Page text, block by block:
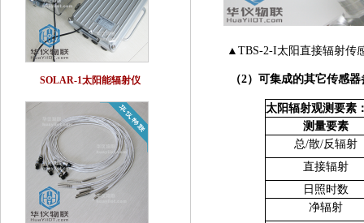
▲TBS-2-I太阳直接辐射传
（2）可集成的其它传感器
太阳辐射观测要素
测量要素
总/散/反辐射
直接辐射
日照时数
净辐射
SOLAR-1太阳能辐射仪